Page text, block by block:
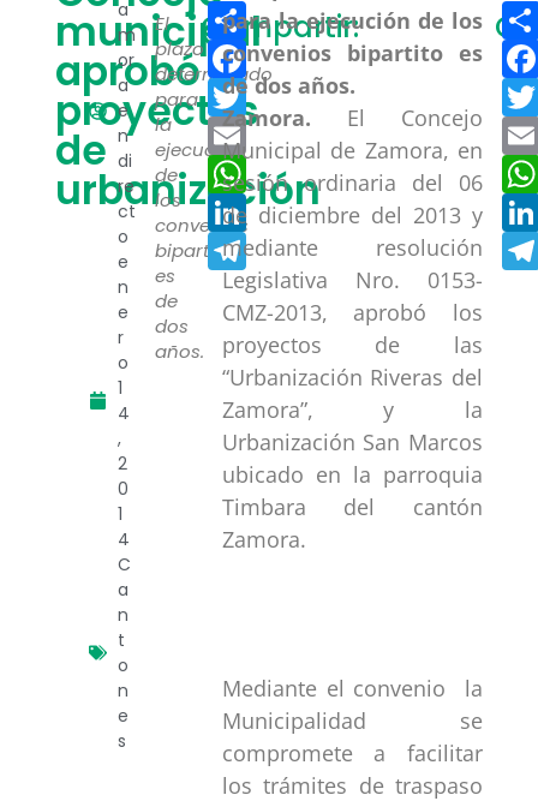
municipal
aprobó
proyectos
de
urbanización
a
m
or
a
e
n
di
re
ct
o
e
n
e
r
o
1
4
,
2
0
1
4
C
a
n
t
o
n
e
s
El
plazo
determinado
para
la
ejecución
de
los
convenios
bipartito
es
de
dos
años.
Compartir:
Compartir
Facebook
Twitter
Email
WhatsApp
LinkedIn
Telegram
Zamora. El Concejo
Municipal de Zamora, en
sesión ordinaria del 06
de diciembre del 2013 y
mediante resolución
Legislativa Nro. 0153-
CMZ-2013, aprobó los
proyectos de las
“Urbanización Riveras del
Zamora”, y la
Urbanización San Marcos
ubicado en la parroquia
Timbara del cantón
Zamora.
Mediante el convenio la
Municipalidad se
compromete a facilitar
los trámites de traspaso